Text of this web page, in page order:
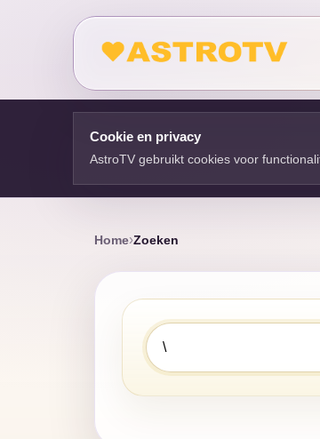
Cookie en privacy
AstroTV gebruikt cookies voor
Home Zoeken